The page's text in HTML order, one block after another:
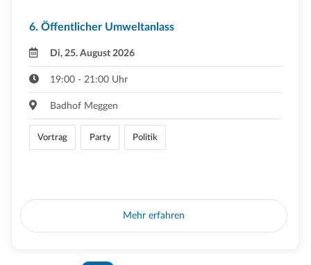
6. Öffentlicher Umweltanlass
Di, 25. August 2026
19:00 - 21:00 Uhr
Badhof Meggen
Vortrag Party Politik
Mehr erfahren